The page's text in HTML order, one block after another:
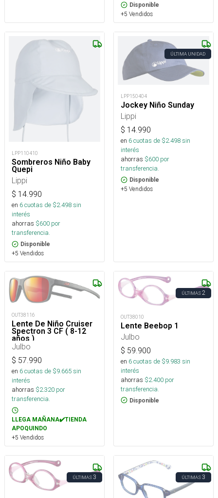
Disponible
+5 Vendidos
LPP110410
Sombreros Niño Baby
Quepi
Lippi
$ 14.990
en 6cuotas de $2.498sin
interés
ahorras $600 por
transferencia.
Disponible
+5 Vendidos
ÚLTIMA UNIDAD
LPP150404
Jockey Niño Sunday
Lippi
$ 14.990
en 6cuotas de $2.498sin
interés
ahorras $600 por
transferencia.
Disponible
+5 Vendidos
OUT38116
Lente De Niño Cruiser
Spectron 3 CF ( 8-12
años )
Julbo
$ 57.990
en 6cuotas de $9.665sin
interés
ahorras $2.320 por
transferencia.
LLEGA MAÑANA✔️TIENDA
APOQUINDO
+5 Vendidos
ÚLTIMAS2
OUT38010
Lente Beebop 1
Julbo
$ 59.900
en 6cuotas de $9.983 sin
interés
ahorras $2.400 por
transferencia.
Disponible
ÚLTIMAS3 ÚLTIMAS3